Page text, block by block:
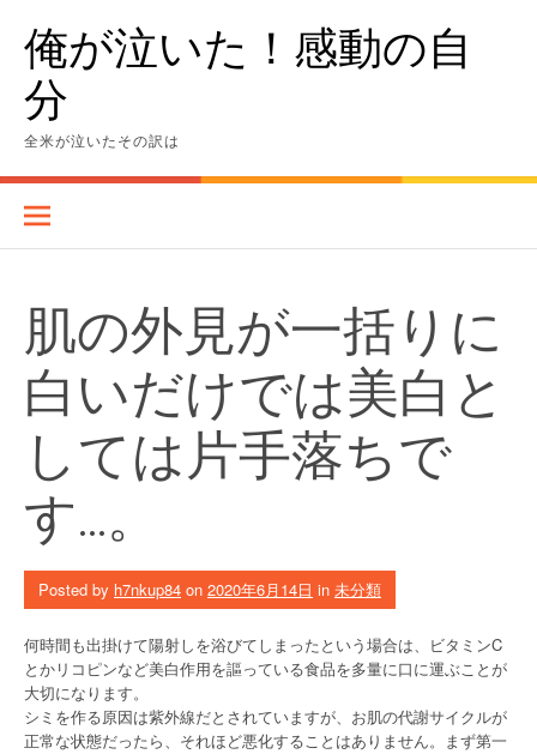
content俺が泣いた！感動の自
分
全米が泣いたその訳は
肌の外見が一括りに
白いだけでは美白と
しては片手落ちで
す…。
Posted by h7nkup84 on 2020年6月14日 in 未分類
何時間も出掛けて陽射しを浴びてしまったという場合は、ビタミンC
とかリコピンなど美白作用を謳っている食品を多量に口に運ぶことが
大切になります。
シミを作る原因は紫外線だとされていますが、お肌の代謝サイクルが
正常な状態だったら、それほど悪化することはありません。まず第一